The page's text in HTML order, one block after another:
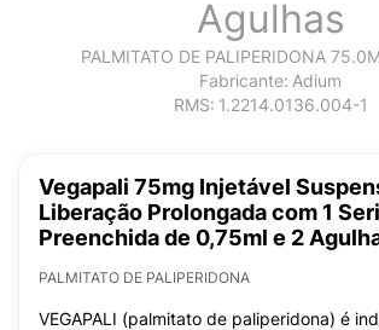
Agulhas
PALMITATO DE PALIPERIDONA
Fabricante: Adium
RMS: 1.2214.0136.004-1
Vegapali 75mg Injetável
Liberação Prolongada com 1
Preenchida de 0,75ml e 2
PALMITATO DE PALIPERIDONA
VEGAPALI (palmitato de paliperidona) é